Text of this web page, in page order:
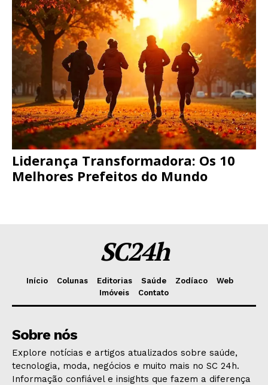
Liderança Transformadora: Os 10
Melhores Prefeitos do Mundo
SC24h
Início Colunas Editorias Saúde Zodíaco
Web
Imóveis
Contato
Sobre nós
Explore notícias e artigos atualizados sobre saúde,
tecnologia, moda, negócios e muito mais no SC 24h.
Informação confiável e insights que fazem a diferença